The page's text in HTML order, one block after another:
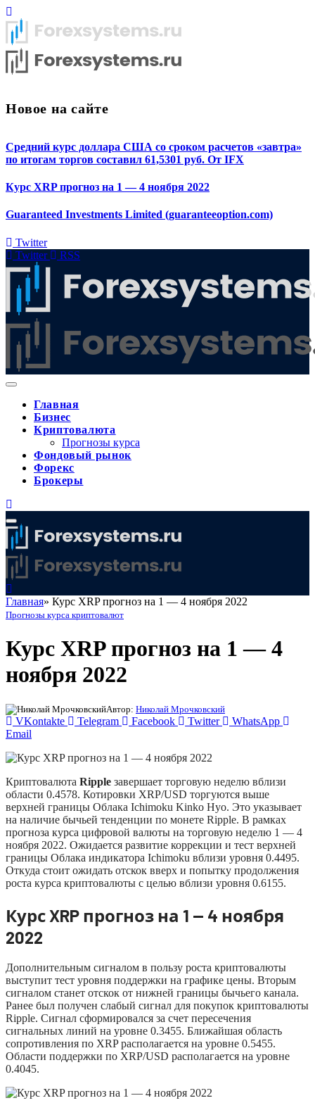
Новое на сайте
Средний курс доллара США со сроком расчетов «завтра»
по итогам торгов составил 61,5301 руб. От IFX
Курс XRP прогноз на 1 — 4 ноября 2022
Guaranteed Investments Limited (guaranteeoption.com)
Twitter
Twitter
RSS
Главная
Бизнес
Криптовалюта
Прогнозы курса
Фондовый рынок
Форекс
Брокеры
Главная» Курс XRP прогноз на 1 — 4 ноября 2022
Прогнозы курса криптовалют
Курс XRP прогноз на 1 — 4
ноября 2022
Автор: Николай Мрочковский
VKontakte Telegram Facebook Twitter
WhatsApp
Email
Криптовалюта Ripple завершает торговую неделю вблизи
области 0.4578. Котировки XRP/USD торгуются выше
верхней границы Облака Ichimoku Kinko Hyo. Это указывает
на наличие бычьей тенденции по монете Ripple. В рамках
прогноза курса цифровой валюты на торговую неделю 1 — 4
ноября 2022. Ожидается развитие коррекции и тест верхней
границы Облака индикатора Ichimoku вблизи уровня 0.4495.
Откуда стоит ожидать отскок вверх и попытку продолжения
роста курса криптовалюты с целью вблизи уровня 0.6155.
Курс XRP прогноз на 1 — 4 ноября
2022
Дополнительным сигналом в пользу роста криптовалюты
выступит тест уровня поддержки на графике цены. Вторым
сигналом станет отскок от нижней границы бычьего канала.
Ранее был получен слабый сигнал для покупок криптовалюты
Ripple. Сигнал сформировался за счет пересечения
сигнальных линий на уровне 0.3455. Ближайшая область
сопротивления по XRP располагается на уровне 0.5455.
Области поддержки по XRP/USD располагается на уровне
0.4045.